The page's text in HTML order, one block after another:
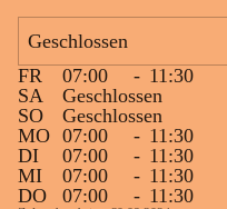
Geschlossen
FR
07:00 - 11:30
SA
Geschlossen
SO
Geschlossen
MO 07:00 - 11:30
DI
07:00 - 11:30
MI
07:00 - 11:30
DO
07:00 - 11:30